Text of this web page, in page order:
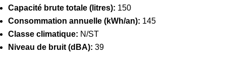
Capacité brute totale (litres): 150
Consommation annuelle (kWh/an): 145
Classe climatique: N/ST
Niveau de bruit (dBA): 39